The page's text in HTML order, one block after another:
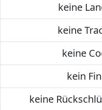
keine
keine
keine
kein
keine